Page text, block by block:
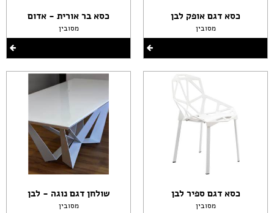
כסא דגם אופק לבן
מסובין
כסא דגם ספיר לבן
מסובין
כסא בר אורית - אדום
מסובין
שולחן דגם נוגה - לבן
מסובין